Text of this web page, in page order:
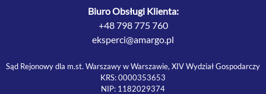
Biuro Obsługi Klienta:
+48 798 775 760
eksperci@amargo.pl
Sąd Rejonowy dla m.st. Warszawy w Warszawie, XIV Wydział Gospodarczy
KRS: 0000353653
NIP: 1182029374